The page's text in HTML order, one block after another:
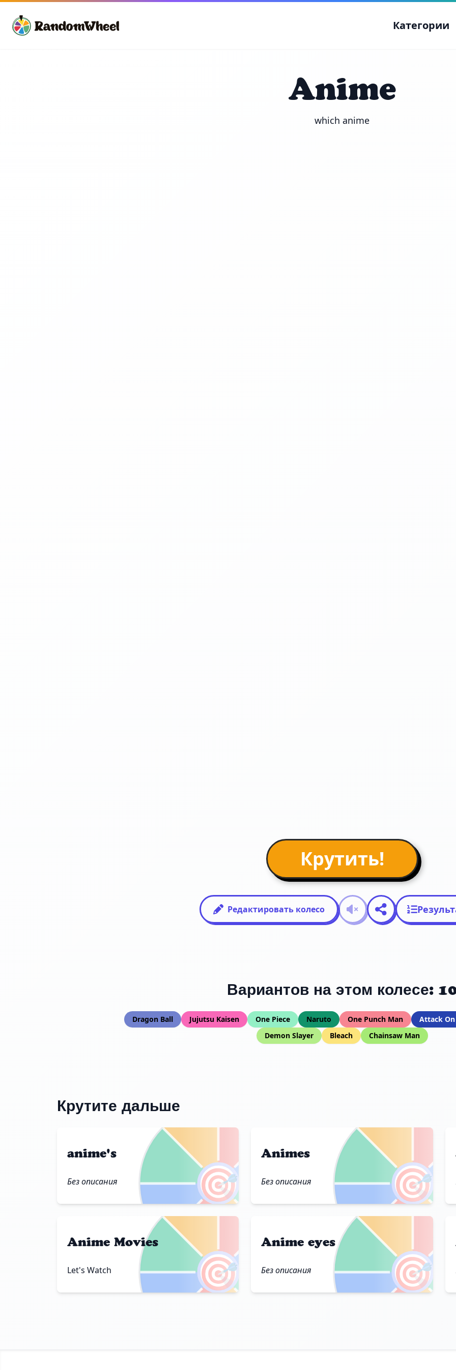
Категории
Anime
which anime
Крутить!
Редактировать колесо
Вариантов на этом колесе:
Dragon Ball Jujutsu Kaisen One Piece Naruto One Punch Man
Attack
Demon Slayer
Bleach Chainsaw Man
Крутите дальше
🎯
anime's
Без описания 🎯
Animes
Без описания
🎯
Anime Movies
Let's Watch 🎯
Anime eyes
Без описания